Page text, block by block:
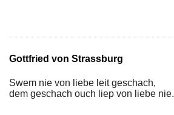
Gottfried von Strassburg
Swem nie von liebe leit geschach,
dem geschach ouch liep von liebe nie.